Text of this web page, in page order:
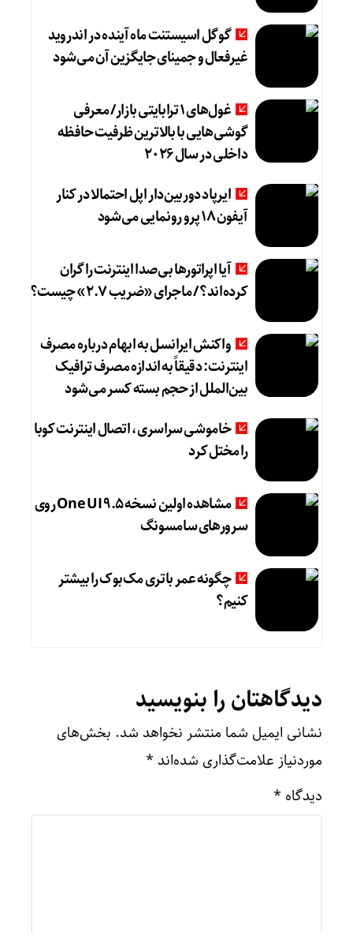
گوگل اسیستنت ماه آینده در اندروید
غیرفعال و جمینای جایگزین آن می‌شود
غول‌های ۱ ترابایتی بازار/ معرفی
گوشی‌هایی با بالاترین ظرفیت حافظه
داخلی در سال ۲۰۲۶
ایرپاد دوربین‌دار اپل احتمالا در کنار
آیفون ۱۸ پرو رونمایی می‌شود
آیا اپراتورها بی‌صدا اینترنت را گران
کرده‌اند؟ / ماجرای «ضریب ۲.۷» چیست؟
واکنش ایرانسل به ابهام درباره مصرف
اینترنت: دقیقاً به اندازه مصرف ترافیک
بین‌الملل از حجم بسته کسر می‌شود
خاموشی سراسری، اتصال اینترنت کوبا
را مختل کرد
مشاهده اولین نسخه One UI 9.5 روی
سرورهای سامسونگ
چگونه عمر باتری مک‌بوک را بیشتر
کنیم؟
دیدگاهتان را بنویسید
نشانی ایمیل شما منتشر نخواهد شد. بخش‌های
موردنیاز علامت‌گذاری شده‌اند *
دیدگاه *